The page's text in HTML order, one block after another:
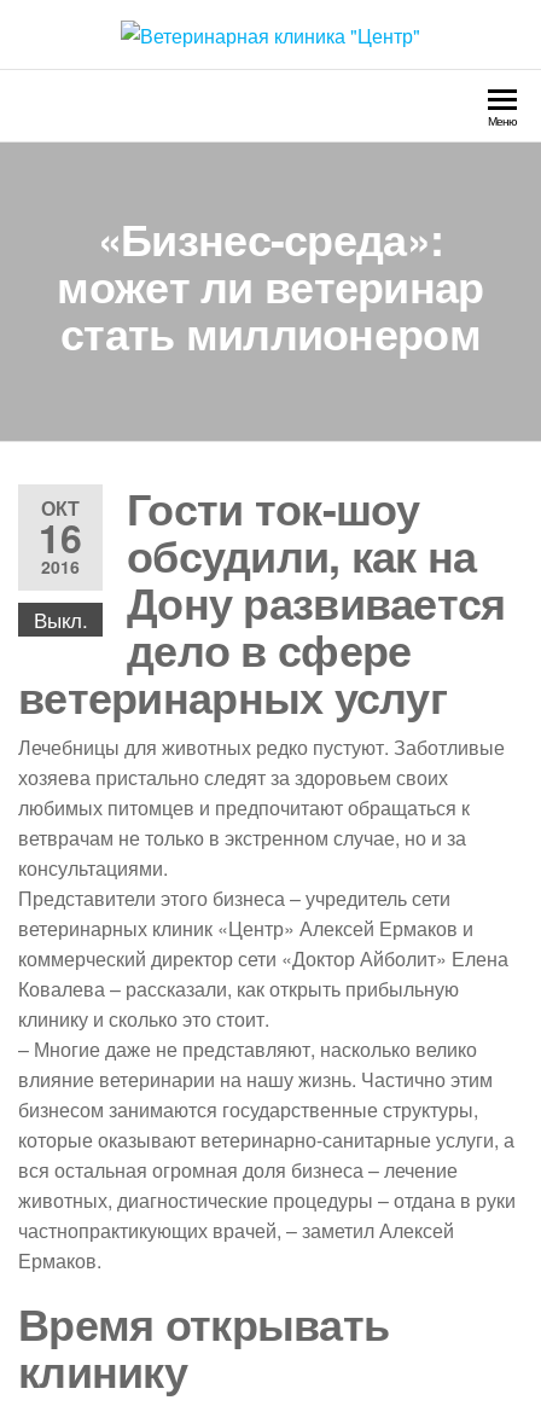
содержимомуВетеринарная клиника
Круглосуточно
Меню
«Бизнес-среда»:
может ли ветеринар
стать миллионером
ОКТ
16
2016
Выкл.
Гости ток-шоу
обсудили, как на
Дону развивается
дело в сфере
ветеринарных услуг
Лечебницы для животных редко пустуют. Заботливые
хозяева пристально следят за здоровьем своих
любимых питомцев и предпочитают обращаться к
ветврачам не только в экстренном случае, но и за
консультациями.
Представители этого бизнеса – учредитель сети
ветеринарных клиник «Центр» Алексей Ермаков и
коммерческий директор сети «Доктор Айболит» Елена
Ковалева – рассказали, как открыть прибыльную
клинику и сколько это стоит.
– Многие даже не представляют, насколько велико
влияние ветеринарии на нашу жизнь. Частично этим
бизнесом занимаются государственные структуры,
которые оказывают ветеринарно-санитарные услуги, а
вся остальная огромная доля бизнеса – лечение
животных, диагностические процедуры – отдана в руки
частнопрактикующих врачей, – заметил Алексей
Ермаков.
Время открывать
клинику